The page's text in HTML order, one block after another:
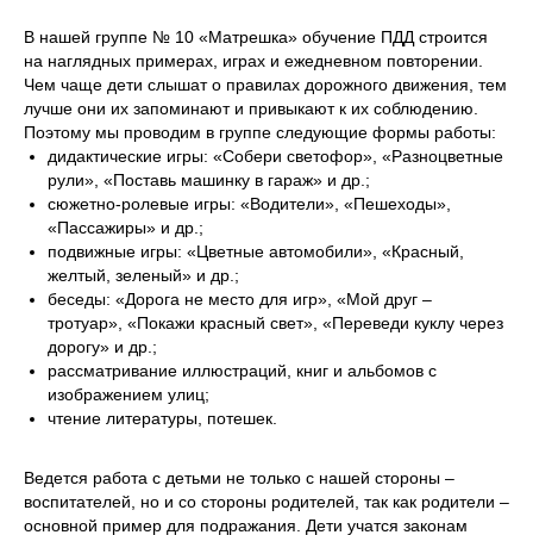
В нашей группе № 10 «Матрешка» обучение ПДД строится
на наглядных примерах, играх и ежедневном повторении.
Чем чаще дети слышат о правилах дорожного движения, тем
лучше они их запоминают и привыкают к их соблюдению.
Поэтому мы проводим в группе следующие формы работы:
дидактические игры: «Собери светофор», «Разноцветные
рули», «Поставь машинку в гараж» и др.;
сюжетно-ролевые игры: «Водители», «Пешеходы»,
«Пассажиры» и др.;
подвижные игры: «Цветные автомобили», «Красный,
желтый, зеленый» и др.;
беседы: «Дорога не место для игр», «Мой друг –
тротуар», «Покажи красный свет», «Переведи куклу через
дорогу» и др.;
рассматривание иллюстраций, книг и альбомов с
изображением улиц;
чтение литературы, потешек.
Ведется работа с детьми не только с нашей стороны –
воспитателей, но и со стороны родителей, так как родители –
основной пример для подражания. Дети учатся законам